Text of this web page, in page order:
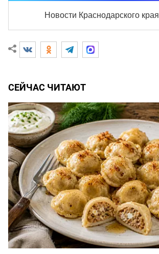
Новости Краснодарского края
СЕЙЧАС ЧИТАЮТ